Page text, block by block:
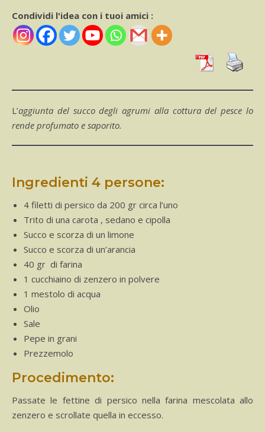
Condividi l'idea con i tuoi amici :
L’aggiunta del succo degli agrumi alla cottura del pesce lo
rende profumato e saporito.
Ingredienti 4 persone:
4 filetti di persico da 200 gr circa l’uno
Trito di una carota , sedano e cipolla
Succo e scorza di un limone
Succo e scorza di un’arancia
40 gr di farina
1 cucchiaino di zenzero in polvere
1 mestolo di acqua
Olio
Sale
Pepe in grani
Prezzemolo
Procedimento:
Passate le fettine di persico nella farina mescolata allo
zenzero e scrollate quella in eccesso.